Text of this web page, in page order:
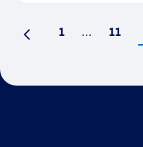
Vorherige
1 … 11